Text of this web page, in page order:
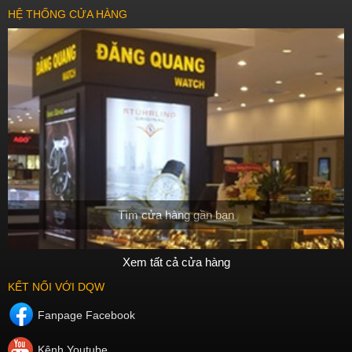
HỆ THỐNG CỬA HÀNG
Tìm cửa hàng gần bạn
Xem tất cả cửa hàng
KẾT NỐI VỚI DQW
Fanpage Facebook